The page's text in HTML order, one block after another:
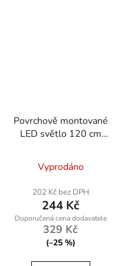
Povrchově montované
LED světlo 120 cm
hodnocení
produktu
je
5,0
z
Vyprodáno
202 Kč bez DPH
244 Kč
329 Kč
(–25 %)